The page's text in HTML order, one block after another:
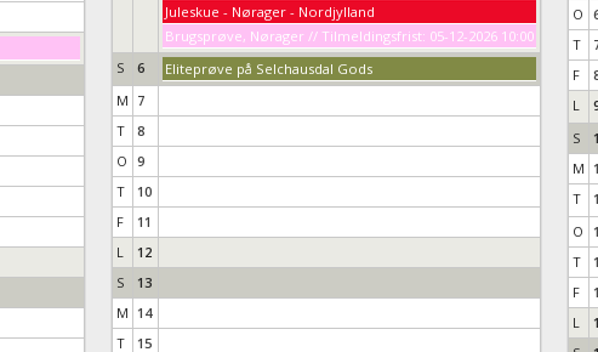
Juleskue - Nørager - Nordjylland
Brugsprøve, Nørager // Tilmeldingsfrist: 05-12-2026 10:00
S
6
Eliteprøve på Selchausdal Gods
M 7
T
8
O 9
T
10
F
11
L
12
S
13
M 14
T
15
O
T
F
L
S
M
T
O
T
F
L